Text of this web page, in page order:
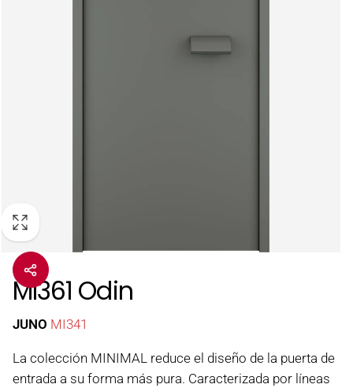
MI361 Odin
JUNO MI341
La colección MINIMAL reduce el diseño de la puerta de
entrada a su forma más pura. Caracterizada por líneas